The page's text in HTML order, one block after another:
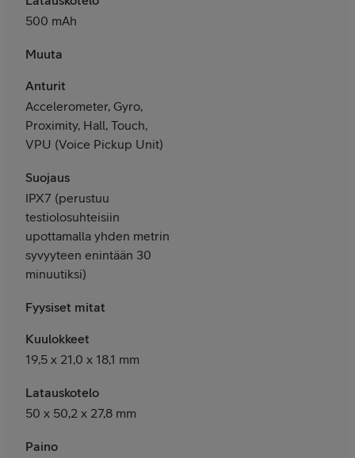
500 mAh
Muuta
Anturit
Accelerometer, Gyro,
Proximity, Hall, Touch,
VPU (Voice Pickup Unit)
Suojaus
IPX7 (perustuu
testiolosuhteisiin
upottamalla yhden metrin
syvyyteen enintään 30
minuutiksi)
Fyysiset mitat
Kuulokkeet
19,5 x 21,0 x 18,1 mm
Latauskotelo
50 x 50,2 x 27,8 mm
Paino